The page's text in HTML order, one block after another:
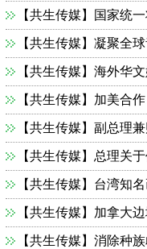
【共生传媒】消除种